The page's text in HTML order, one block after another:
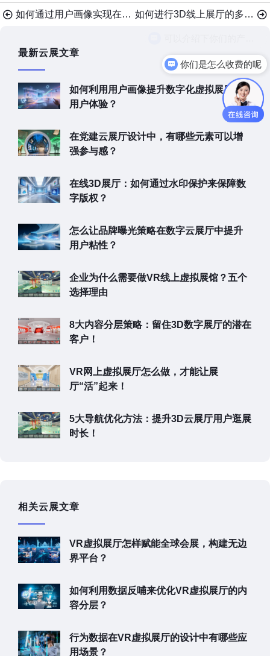
如何通过用户画像实现在线VR展厅的个性化推荐？ 如何进行3D线上展厅的多端适配测试？5个小技巧
最新云展文章
如何利用用户画像提升数字化虚拟展厅的
用户体验？
在党建云展厅设计中，有哪些元素可以增
强参与感？
在线3D展厅：如何通过水印保护来保障数
字版权？
怎么让品牌曝光策略在数字云展厅中提升
用户粘性？
企业为什么需要做VR线上虚拟展馆？五个
选择理由
8大内容分层策略：留住3D数字展厅的潜在
客户！
VR网上虚拟展厅怎么做，才能让展
厅“活”起来！
5大导航优化方法：提升3D云展厅用户逛展
时长！
相关云展文章
VR虚拟展厅怎样赋能全球会展，构建无边
界平台？
如何利用数据反哺来优化VR虚拟展厅的内
容分层？
行为数据在VR虚拟展厅的设计中有哪些应
用场景？
你们是怎么收费的呢